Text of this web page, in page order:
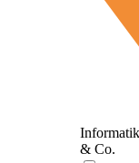
& Co.